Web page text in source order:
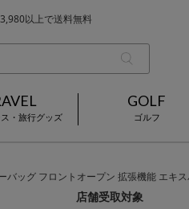
以上で送料無料
送（一部お取り寄せ商品を除く）
・旅行グッズ
GOLF
ゴルフ
ッグ フロントオープン 拡張機能 エキ
店舗受取対象